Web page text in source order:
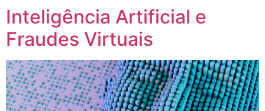
Inteligência Artificial e
Fraudes Virtuais